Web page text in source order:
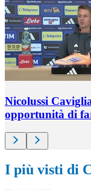
Nicolussi
opportunità di
I più visti di